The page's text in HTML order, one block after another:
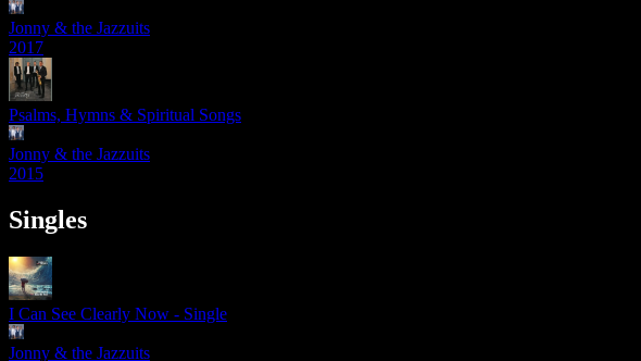
Jonny & the Jazzuits
2017
Psalms, Hymns & Spiritual Songs
Jonny & the Jazzuits
2015
Singles
I Can See Clearly Now - Single
Jonny & the Jazzuits